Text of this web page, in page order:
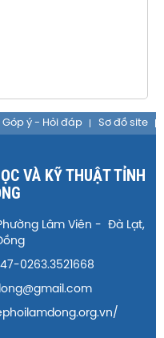
Góp ý - Hỏi đáp Sơ đồ site
VÀ KỸ THUẬT TỈNH
Lâm Viên - Đà Lạt,
0263.3521668